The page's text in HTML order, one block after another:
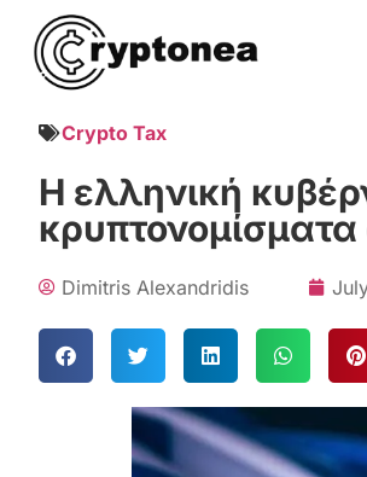
Crypto Tax
Η ελληνική
Dimitris Alexandridis